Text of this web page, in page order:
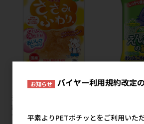
［ペティオ(直送)］ささみふわ
り。 36g ※メーカー直送 ※発
注単位・最低発注数量(納価合
計：税抜７万円以上)にご注意
下さい
［アース・ペ
ア えんどう豆
お知らせ バイヤー利用規約改定
平素よりPETポチッとをご利用いた